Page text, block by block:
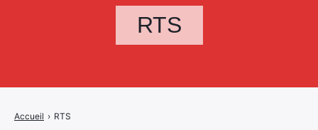
RTS
Accueil › RTS